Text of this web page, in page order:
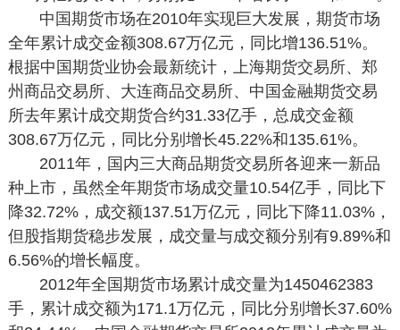
中国期货市场在2010年实现巨大发展，期货市场
全年累计成交金额308.67万亿元，同比增136.51%。
根据中国期货业协会最新统计，上海期货交易所、郑
州商品交易所、大连商品交易所、中国金融期货交易
所去年累计成交期货合约31.33亿手，总成交金额
308.67万亿元，同比分别增长45.22%和135.61%。
2011年，国内三大商品期货交易所各迎来一新品
种上市，虽然全年期货市场成交量10.54亿手，同比下
降32.72%，成交额137.51万亿元，同比下降11.03%，
但股指期货稳步发展，成交量与成交额分别有9.89%和
6.56%的增长幅度。
2012年全国期货市场累计成交量为1450462383
手，累计成交额为171.1万亿元，同比分别增长37.60%